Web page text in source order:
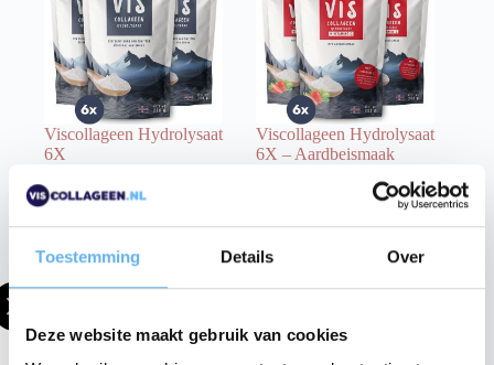
Toestemming Details Over
Deze website maakt gebruik van cookies
Viscollageen Hydrolysaat
6X
6x 300 gram poeder
119. 109.00
Viscollageen Hydrolysaat
6X – Aardbeismaak
125. 117.00